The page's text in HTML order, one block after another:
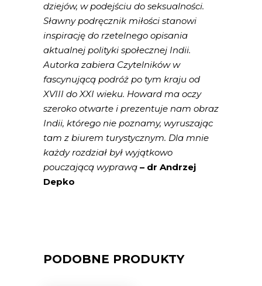
dziejów, w podejściu do seksualności.
Sławny podręcznik miłości stanowi
inspirację do rzetelnego opisania
aktualnej polityki społecznej Indii.
Autorka zabiera Czytelników w
fascynującą podróż po tym kraju od
XVIII do XXI wieku. Howard ma oczy
szeroko otwarte i prezentuje nam obraz
Indii, którego nie poznamy, wyruszając
tam z biurem turystycznym. Dla mnie
każdy rozdział był wyjątkowo
pouczającą wyprawą – dr Andrzej
Depko
PODOBNE PRODUKTY